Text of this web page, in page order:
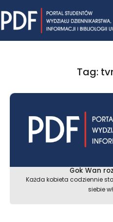
to
content
Tag:
Gok Wan
Każda kobieta codziennie
siebie